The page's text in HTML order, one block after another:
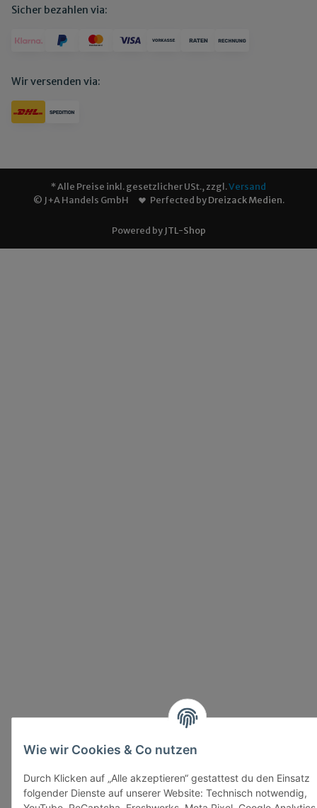
Wie wir Cookies & Co nutzen
Durch Klicken auf „Alle akzeptieren“ gestattest du den Einsatz
folgender Dienste auf unserer Website: Technisch notwendig,
Sicher bezahlen via:
Wir versenden via:
* Alle Preise inkl. gesetzlicher USt., zzgl.Versand
© J+A Handels GmbH
Perfected byDreizack Medien.
Powered by JTL-Shop